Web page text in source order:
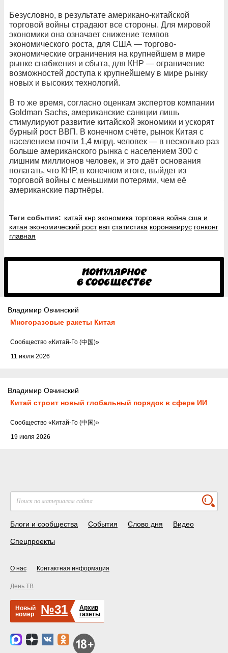
Безусловно, в результате американо-китайской
торговой войны страдают все стороны. Для мировой
экономики она означает снижение темпов
экономического роста, для США — торгово-
экономические ограничения на крупнейшем в мире
рынке снабжения и сбыта, для КНР — ограничение
возможностей доступа к крупнейшему в мире рынку
новых и высоких технологий.
В то же время, согласно оценкам экспертов компании
Goldman Sachs, американские санкции лишь
стимулируют развитие китайской экономики и ускорят
бурный рост ВВП. В конечном счёте, рынок Китая с
населением почти 1,4 млрд. человек — в несколько раз
больше американского рынка с населением 300 с
лишним миллионов человек, и это даёт основания
полагать, что КНР, в конечном итоге, выйдет из
торговой войны с меньшими потерями, чем её
американские партнёры.
Теги события: китай кнр экономика торговая война сша и
китая экономический рост ввп статистика коронавирус гонконг
главная
Владимир Овчинский
Многоразовые ракеты Китая
11 июля 2026
Cообщество «Китай-Го (中国)»
Владимир Овчинский
Китай строит новый глобальный порядок в сфере ИИ
19 июля 2026
Cообщество «Китай-Го (中国)»
Блоги и сообщества События Слово дня Видео
Спецпроекты
О нас Контактная информация
День ТВ
Новый
номер
№31
Архив
газеты